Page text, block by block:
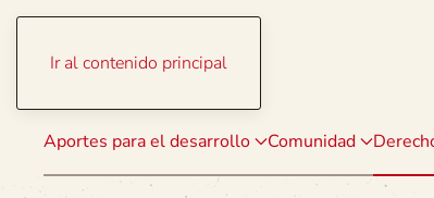
Ir al contenido principal
Aportes para el desarrollo Comunidad